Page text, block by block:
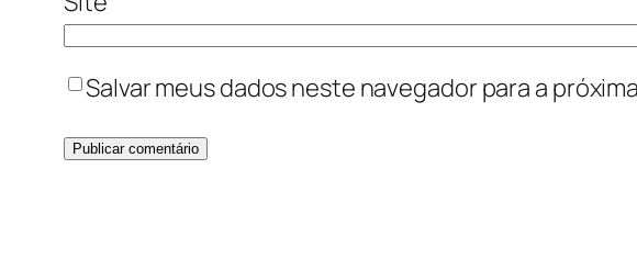
Salvar meus dados neste navegador para a